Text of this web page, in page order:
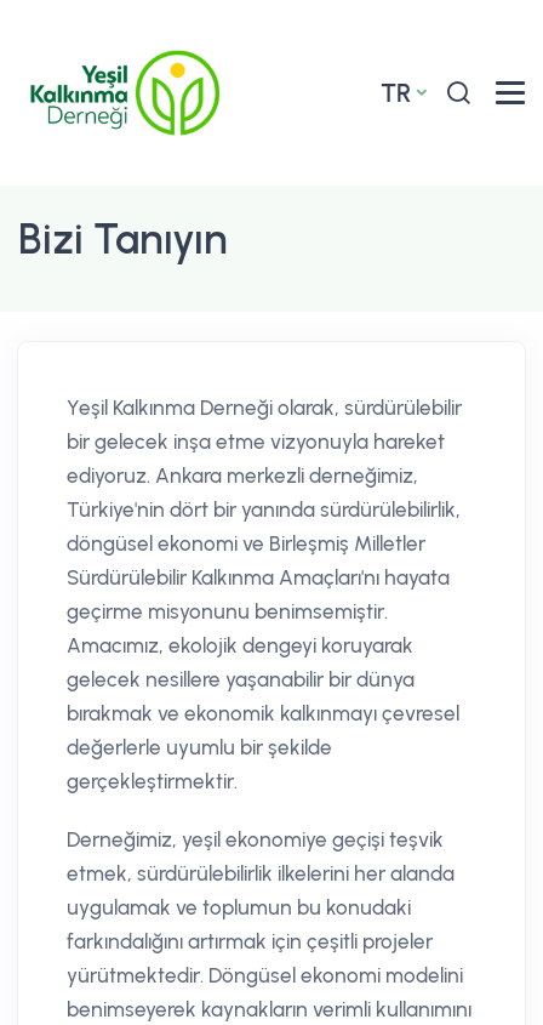
TR
Bizi Tanıyın
Yeşil Kalkınma Derneği olarak, sürdürülebilir
bir gelecek inşa etme vizyonuyla hareket
ediyoruz. Ankara merkezli derneğimiz,
Türkiye'nin dört bir yanında sürdürülebilirlik,
döngüsel ekonomi ve Birleşmiş Milletler
Sürdürülebilir Kalkınma Amaçları'nı hayata
geçirme misyonunu benimsemiştir.
Amacımız, ekolojik dengeyi koruyarak
gelecek nesillere yaşanabilir bir dünya
bırakmak ve ekonomik kalkınmayı çevresel
değerlerle uyumlu bir şekilde
gerçekleştirmektir.
Derneğimiz, yeşil ekonomiye geçişi teşvik
etmek, sürdürülebilirlik ilkelerini her alanda
uygulamak ve toplumun bu konudaki
farkındalığını artırmak için çeşitli projeler
yürütmektedir. Döngüsel ekonomi modelini
benimseyerek kaynakların verimli kullanımını